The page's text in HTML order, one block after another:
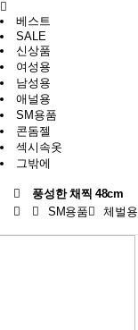
베스트
SALE
신상품
여성용
남성용
애널용
SM용품
콘돔젤
섹시속옷
그밖에
풍성한 채찍 48cm
SM용품
체벌